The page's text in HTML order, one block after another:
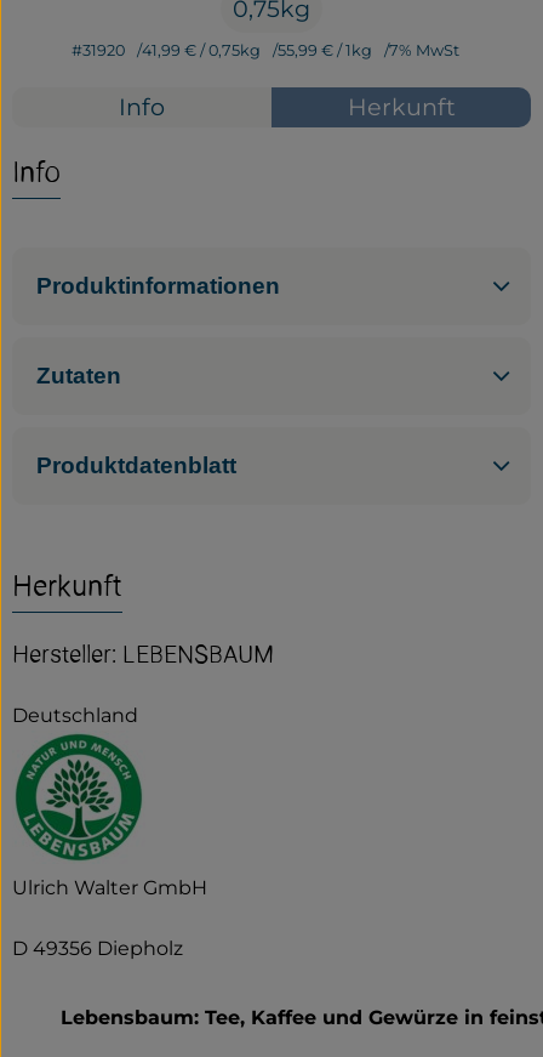
Service
Neues vom Hof
0,75kg
#31920 41,99 € / 0,75kg 55,99 € / 1kg 7% MwSt
Info Herkunft
Info
Produktinformationen
Zutaten
Produktdatenblatt
Herkunft
Hersteller: LEBENSBAUM
Deutschland
Ulrich Walter GmbH
D 49356 Diepholz
Lebensbaum: Tee, Kaffee und Gewürze in